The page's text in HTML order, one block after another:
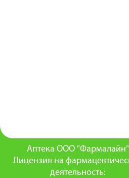
Аптека ООО "Фармалайн"
Лицензия на
деятельность: